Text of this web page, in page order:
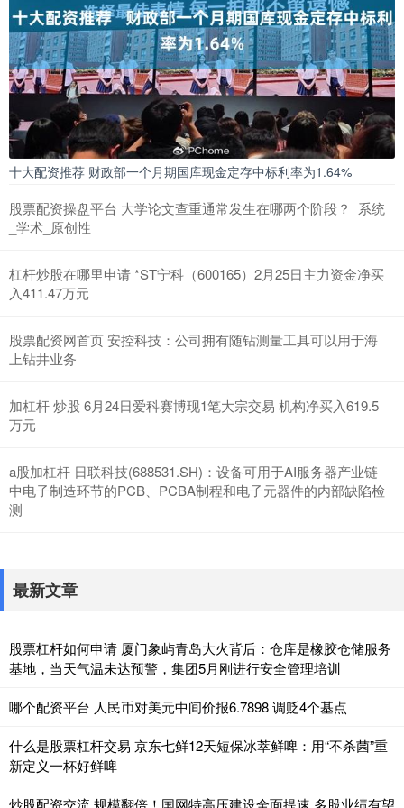
十大配资推荐 财政部一个月期国库现金定存中标利率为1.64%
股票配资操盘平台 大学论文查重通常发生在哪两个阶段？_系统
_学术_原创性
杠杆炒股在哪里申请 *ST宁科（600165）2月25日主力资金净买
入411.47万元
股票配资网首页 安控科技：公司拥有随钻测量工具可以用于海
上钻井业务
加杠杆 炒股 6月24日爱科赛博现1笔大宗交易 机构净买入619.5
万元
a股加杠杆 日联科技(688531.SH)：设备可用于AI服务器产业链
中电子制造环节的PCB、PCBA制程和电子元器件的内部缺陷检
测
最新文章
股票杠杆如何申请 厦门象屿青岛大火背后：仓库是橡胶仓储服务
基地，当天气温未达预警，集团5月刚进行安全管理培训
哪个配资平台 人民币对美元中间价报6.7898 调贬4个基点
什么是股票杠杆交易 京东七鲜12天短保冰萃鲜啤：用“不杀菌”重
新定义一杯好鲜啤
炒股配资交流 规模翻倍！国网特高压建设全面提速 多股业绩有望